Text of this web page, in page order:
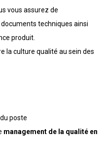
vous assurez de
techniques ainsi
produit.
la culture qualité au sein des
poste
management de la qualité en